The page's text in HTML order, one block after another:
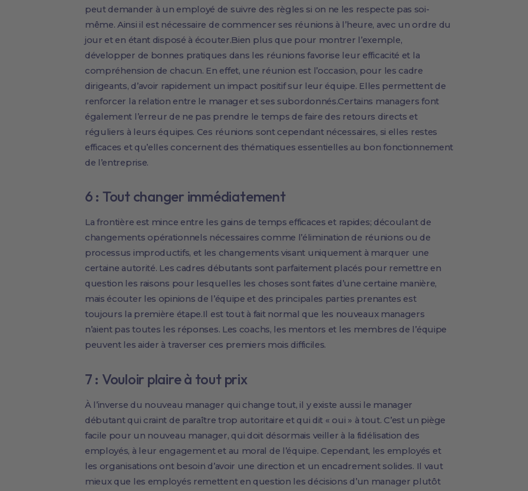
peut demander à un employé de suivre des règles si on ne les respecte pas soi-
même. Ainsi il est nécessaire de commencer ses réunions à l’heure, avec un ordre du
jour et en étant disposé à écouter.Bien plus que pour montrer l’exemple,
développer de bonnes pratiques dans les réunions favorise leur efficacité et la
compréhension de chacun. En effet, une réunion est l’occasion, pour les cadre
dirigeants, d’avoir rapidement un impact positif sur leur équipe. Elles permettent de
renforcer la relation entre le manager et ses subordonnés.Certains managers font
également l’erreur de ne pas prendre le temps de faire des retours directs et
réguliers à leurs équipes. Ces réunions sont cependant nécessaires, si elles restes
efficaces et qu’elles concernent des thématiques essentielles au bon fonctionnement
de l’entreprise.
6 : Tout changer immédiatement
La frontière est mince entre les gains de temps efficaces et rapides; découlant de
changements opérationnels nécessaires comme l’élimination de réunions ou de
processus improductifs, et les changements visant uniquement à marquer une
certaine autorité. Les cadres débutants sont parfaitement placés pour remettre en
question les raisons pour lesquelles les choses sont faites d’une certaine manière,
mais écouter les opinions de l’équipe et des principales parties prenantes est
toujours la première étape.Il est tout à fait normal que les nouveaux managers
n’aient pas toutes les réponses. Les coachs, les mentors et les membres de l’équipe
peuvent les aider à traverser ces premiers mois difficiles.
7 : Vouloir plaire à tout prix
À l’inverse du nouveau manager qui change tout, il y existe aussi le manager
débutant qui craint de paraître trop autoritaire et qui dit « oui » à tout. C’est un piège
facile pour un nouveau manager, qui doit désormais veiller à la fidélisation des
employés, à leur engagement et au moral de l’équipe. Cependant, les employés et
les organisations ont besoin d’avoir une direction et un encadrement solides. Il vaut
mieux que les employés remettent en question les décisions d’un manager plutôt